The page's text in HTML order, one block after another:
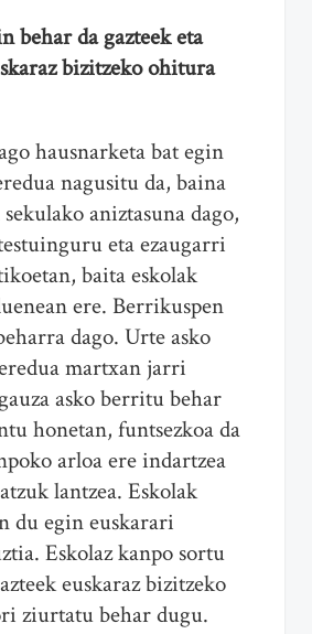
behar da gazteek eta
bizitzeko ohitura
hausnarketa bat egin
nagusitu da, baina
aniztasuna dago,
eta ezaugarri
baita eskolak
ere. Berrikuspen
dago. Urte asko
martxan jarri
asko berritu behar
honetan, funtsezkoa da
arloa ere indartzea
lantzea. Eskolak
du egin euskarari
Eskolaz kanpo sortu
euskaraz bizitzeko
ziurtatu behar dugu.